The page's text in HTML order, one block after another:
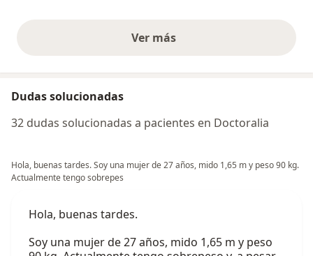
Ver másopiniones anteriores
Dudas solucionadas
32 dudas solucionadas a pacientes en Doctoralia
Hola, buenas tardes. Soy una mujer de 27 años, mido 1,65 m y peso 90 kg.
Actualmente tengo sobrepes
Hola, buenas tardes.
Soy una mujer de 27 años, mido 1,65 m y peso